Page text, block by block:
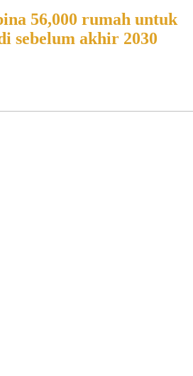
56,000 rumah untuk
sebelum akhir 2030